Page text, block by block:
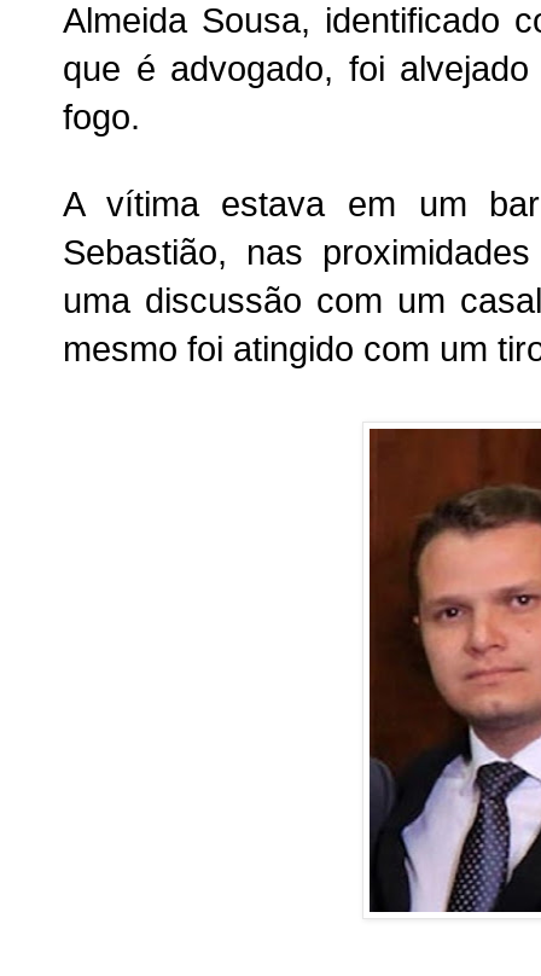
Almeida Sousa, identificado
que é advogado, foi
fogo.
A vítima estava em um
Sebastião, nas
uma discussão com um
mesmo foi atingido com um